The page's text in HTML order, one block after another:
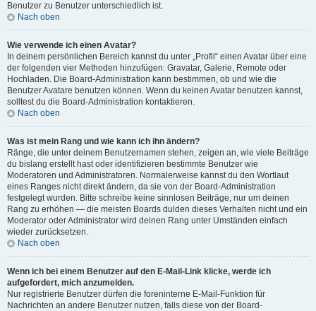
Benutzer zu Benutzer unterschiedlich ist.
Nach oben
Wie verwende ich einen Avatar?
In deinem persönlichen Bereich kannst du unter „Profil“ einen Avatar über eine
der folgenden vier Methoden hinzufügen: Gravatar, Galerie, Remote oder
Hochladen. Die Board-Administration kann bestimmen, ob und wie die
Benutzer Avatare benutzen können. Wenn du keinen Avatar benutzen kannst,
solltest du die Board-Administration kontaktieren.
Nach oben
Was ist mein Rang und wie kann ich ihn ändern?
Ränge, die unter deinem Benutzernamen stehen, zeigen an, wie viele Beiträge
du bislang erstellt hast oder identifizieren bestimmte Benutzer wie
Moderatoren und Administratoren. Normalerweise kannst du den Wortlaut
eines Ranges nicht direkt ändern, da sie von der Board-Administration
festgelegt wurden. Bitte schreibe keine sinnlosen Beiträge, nur um deinen
Rang zu erhöhen — die meisten Boards dulden dieses Verhalten nicht und ein
Moderator oder Administrator wird deinen Rang unter Umständen einfach
wieder zurücksetzen.
Nach oben
Wenn ich bei einem Benutzer auf den E-Mail-Link klicke, werde ich
aufgefordert, mich anzumelden.
Nur registrierte Benutzer dürfen die foreninterne E-Mail-Funktion für
Nachrichten an andere Benutzer nutzen, falls diese von der Board-